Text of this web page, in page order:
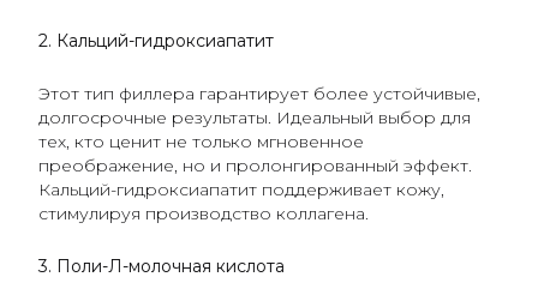
2. Кальций-гидроксиапатит
Этот тип филлера гарантирует более устойчивые,
долгосрочные результаты. Идеальный выбор для
тех, кто ценит не только мгновенное
преображение, но и пролонгированный эффект.
Кальций-гидроксиапатит поддерживает кожу,
стимулируя производство коллагена.
3. Поли-Л-молочная кислота